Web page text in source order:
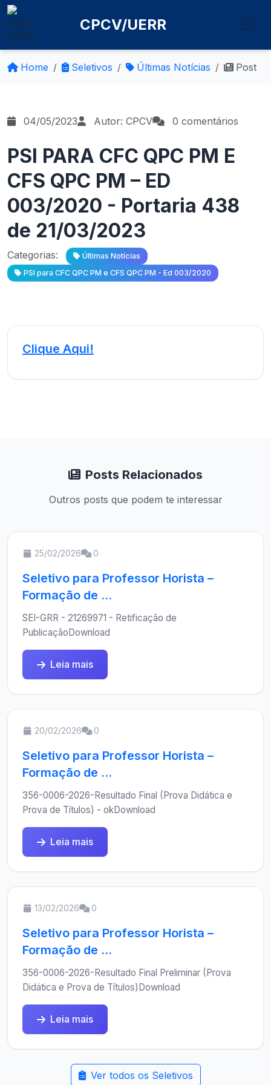
CPCV/UERR
Home Seletivos Últimas Notícias Post
04/05/2023 Autor: CPCV 0 comentários
PSI PARA CFC QPC PM E
CFS QPC PM – ED
003/2020 - Portaria 438
de 21/03/2023
Categorias:
Últimas Notícias
PSI para CFC QPC PM e CFS QPC PM - Ed 003/2020
Clique Aqui!
Posts Relacionados
Outros posts que podem te interessar
25/02/2026 0
Seletivo para Professor Horista –
Formação de ...
SEI-GRR - 21269971 - Retificação de
PublicaçãoDownload
Leia mais
20/02/2026 0
Seletivo para Professor Horista –
Formação de ...
356-0006-2026-Resultado Final (Prova Didática e
Prova de Títulos) - okDownload
Leia mais
13/02/2026 0
Seletivo para Professor Horista –
Formação de ...
356-0006-2026-Resultado Final Preliminar (Prova
Didática e Prova de Títulos)Download
Leia mais
Ver todos os Seletivos